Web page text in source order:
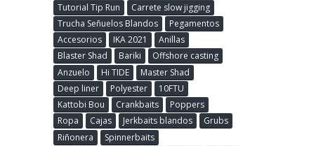
Tutorial Tip Run
Carrete slow jigging
Trucha Señuelos Blandos
Pegamentos
Accesorios
IKA 2021
Anillas
Blaster Shad
Bariki
Offshore casting
Anzuelo
Hi TIDE
Master Shad
Deep liner
Polyester
10FTU
Kattobi Bou
Crankbaits
Poppers
Ropa
Cajas Jerkbaits blandos
Grubs
Riñonera
Spinnerbaits